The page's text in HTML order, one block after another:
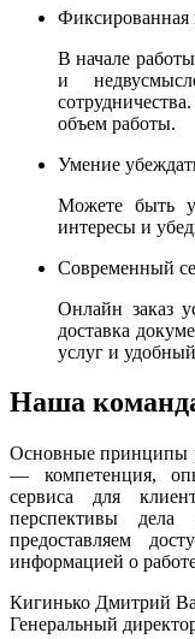
Фиксированная
В начале
и
объем работы.
Умение
Можете быть
интересы и
Современный
Онлайн заказ
доставка
услуг и
Наша
Основные принципы
— компетенция,
сервиса для
перспективы
предоставляем
информацией о
Кигинько Дмитрий
Генеральный